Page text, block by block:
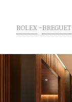
ROLEX BREGUET